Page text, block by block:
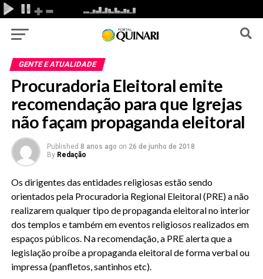
GENTE E ATUALIDADE
Procuradoria Eleitoral emite
recomendação para que Igrejas
não façam propaganda eleitoral
Published 8 anos ago on 26 de junho de 2018
By Redação
Os dirigentes das entidades religiosas estão sendo
orientados pela Procuradoria Regional Eleitoral (PRE) a não
realizarem qualquer tipo de propaganda eleitoral no interior
dos templos e também em eventos religiosos realizados em
espaços públicos. Na recomendação, a PRE alerta que a
legislação proíbe a propaganda eleitoral de forma verbal ou
impressa (panfletos, santinhos etc).